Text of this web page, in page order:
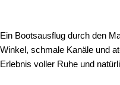
Ein Bootsausflug durch den
Winkel, schmale Kanäle und
Erlebnis voller Ruhe und